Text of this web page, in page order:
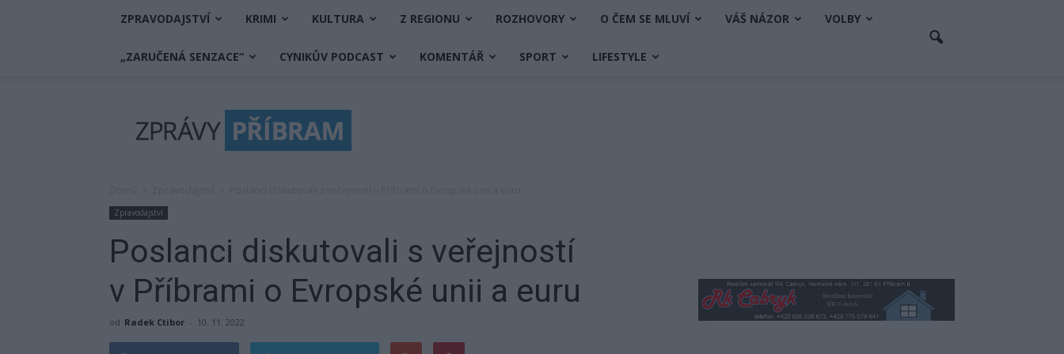
ZPRAVODAJSTVÍ KRIMI KULTURA Z REGIONU ROZHOVORY O ČEM SE MLUVÍ VÁŠ NÁZOR VOLBY
„ZARUČENÁ SENZACE“ CYNIKŮV PODCAST KOMENTÁŘ SPORT LIFESTYLE
Příbram
Zpravodajství
Poslanci diskutovali s veřejností
v Příbrami o Evropské unii a euru
od Radek Ctibor - 10. 11. 2022